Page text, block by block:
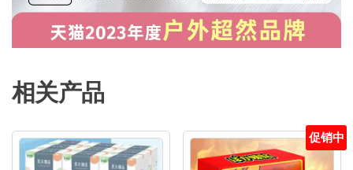
相关产品
促销中